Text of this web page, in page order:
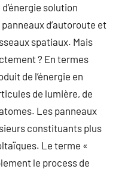
solution
d’autoroute et
spatiaux. Mais
? En termes
de l’énergie en
de lumière, de
Les panneaux
constituants plus
Le terme «
le process de